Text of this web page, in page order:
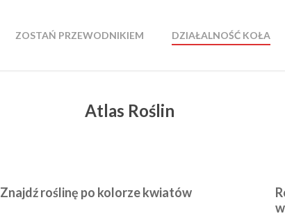
ZOSTAŃ PRZEWODNIKIEM DZIAŁALNOŚĆ KOŁA
Atlas Roślin
Znajdź roślinę po kolorze kwiatów